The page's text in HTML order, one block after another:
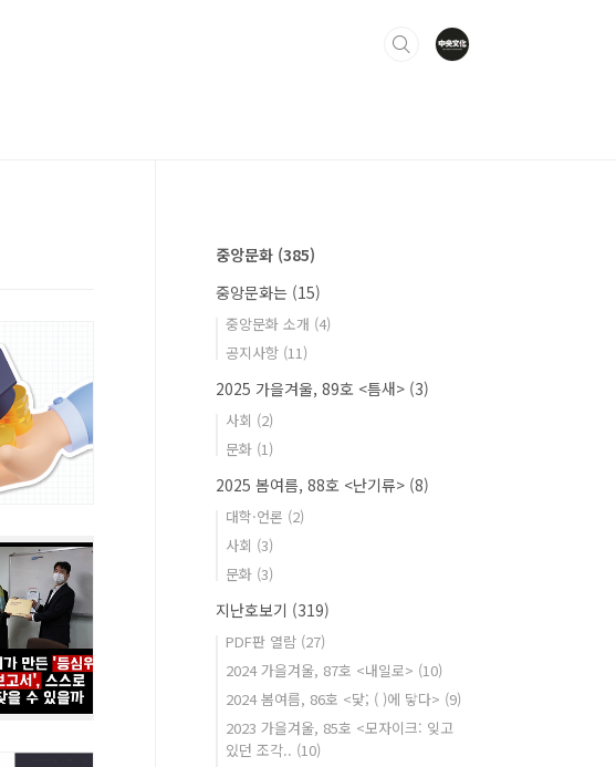
중앙문화 (385)
중앙문화는 (15)
중앙문화 소개 (4)
공지사항 (11)
2025 가을겨울, 89호 <틈새> (3)
사회 (2)
문화 (1)
2025 봄여름, 88호 <난기류> (8)
대학·언론 (2)
사회 (3)
문화 (3)
지난호보기 (319)
PDF판 열람 (27)
2024 가을겨울, 87호 <내일로> (10)
2024 봄여름, 86호 <닻; ( )에 닿다> (9)
2023 가을겨울, 85호 <모자이크: 잊고
있던 조각.. (10)